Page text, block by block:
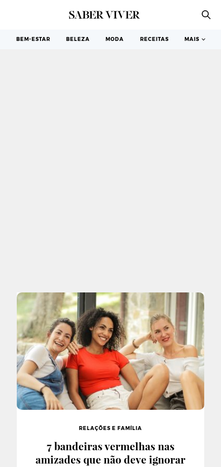
BEM-ESTAR BELEZA MODA RECEITAS MAIS
AMIGOS
RELAÇÕES E FAMÍLIA
7 bandeiras vermelhas nas
amizades que não deve ignorar